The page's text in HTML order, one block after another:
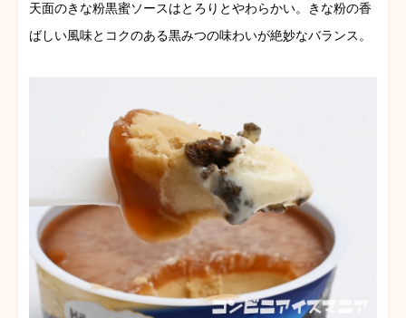
天面のきな粉黒蜜ソースはとろりとやわらかい。きな粉の香
ばしい風味とコクのある黒みつの味わいが絶妙なバランス。